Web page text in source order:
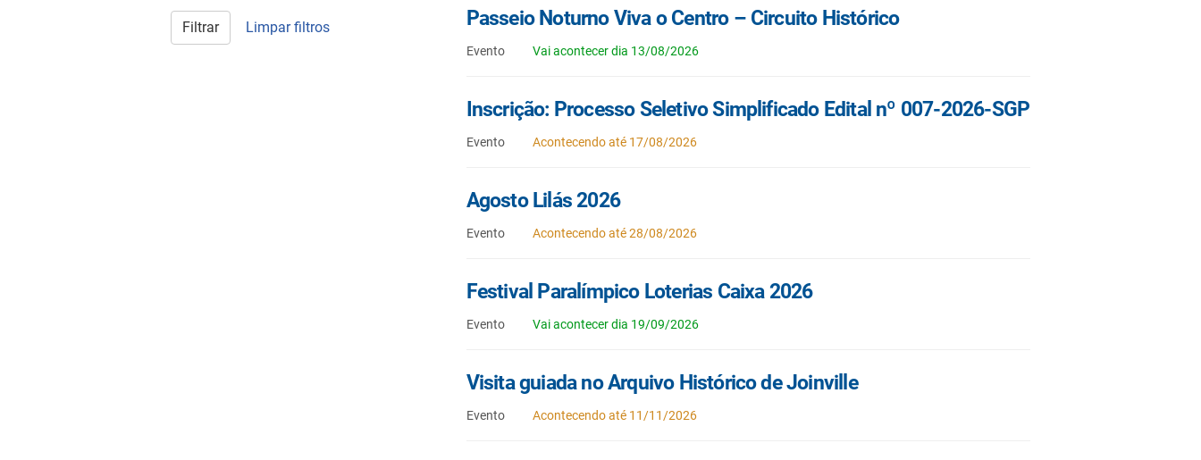
Filtrar Limpar filtros Passeio Noturno Viva o Centro – Circuito Histórico
Evento Vai acontecer dia 13/08/2026
Inscrição: Processo Seletivo Simplificado Edital nº 007-2026-SGP
Evento Acontecendo até 17/08/2026
Agosto Lilás 2026
Evento Acontecendo até 28/08/2026
Festival Paralímpico Loterias Caixa 2026
Evento Vai acontecer dia 19/09/2026
Visita guiada no Arquivo Histórico de Joinville
Evento Acontecendo até 11/11/2026